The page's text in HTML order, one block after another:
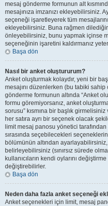
mesaj gönderme formunun alt
mesajınıza imzanızı ekleyebilirsiniz.
seçeneği işaretleyerek tüm
ekleyebilirsiniz. Buna rağmen
önleyebilirsiniz, bunu yapmak içinse
seçeneğinin işaretini kaldırmanız
Başa dön
Nasıl bir anket oluştururum?
Anket oluşturmak kolaydır, yeni bir
mesajını düzenlerken (bu tabiki
gönderme formunun altında “Anket
formu göremiyorsanız, anket
sorusu” kısmına bir başlık
her satıra ayrı bir seçenek olacak
limit mesaj panosu yönetici tarafından
sırasında seçebilecekleri seçeneklerin
bölümünün altından
belirleyebilirsiniz (sınırsız sürede
kullanıcıların kendi oylarını
değiştirebilirler.
Başa dön
Neden daha fazla anket seçeneği
Anket seçenekleri için limit, mesaj